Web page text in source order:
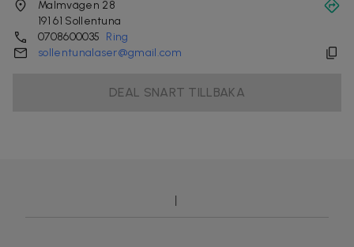
Malmvägen 28
191 61 Sollentuna
0708600035 Ring
sollentunalaser@gmail.com
DEAL SNART TILLBAKA